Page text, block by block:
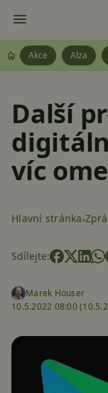
Akce Alza
Další
víc
Hlavní stránka
Sdílejte:
Marek Houser
10.5.2022 08:00 (